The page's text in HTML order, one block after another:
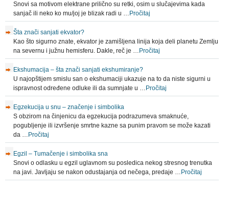
Snovi sa motivom elektrane prilično su retki, osim u slučajevima kada
sanjač ili neko ko mu/joj je blizak radi u … Pročitaj
Šta znači sanjati ekvator?
Kao što sigurno znate, ekvator je zamišljena linija koja deli planetu Zemlju
na severnu i južnu hemisferu. Dakle, reč je … Pročitaj
Ekshumacija – šta znači sanjati ekshumiranje?
U najopštijem smislu san o ekshumaciji ukazuje na to da niste sigurni u
ispravnost određene odluke ili da sumnjate u … Pročitaj
Egzekucija u snu – značenje i simbolika
S obzirom na činjenicu da egzekucija podrazumeva smaknuće,
pogubljenje ili izvršenje smrtne kazne sa punim pravom se može kazati
da … Pročitaj
Egzil – Tumačenje i simbolika sna
Snovi o odlasku u egzil uglavnom su posledica nekog stresnog trenutka
na javi. Javljaju se nakon odustajanja od nečega, predaje … Pročitaj